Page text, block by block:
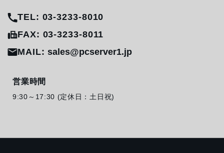
TEL: 03-3233-8010
FAX: 03-3233-8011
MAIL:sales@pcserver1.jp
営業時間
9:30～17:30 (定休日：土日祝)